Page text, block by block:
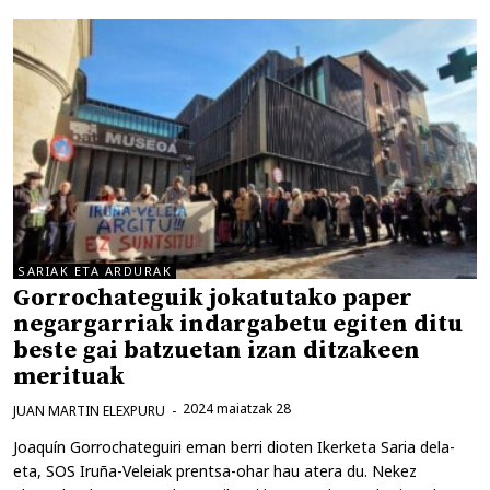
SARIAK ETA ARDURAK
Gorrochateguik jokatutako paper
negargarriak indargabetu egiten ditu
beste gai batzuetan izan ditzakeen
merituak
2024 maiatzak 28
JUAN MARTIN ELEXPURU
Joaquín Gorrochateguiri eman berri dioten Ikerketa Saria dela-
eta, SOS Iruña-Veleiak prentsa-ohar hau atera du. Nekez